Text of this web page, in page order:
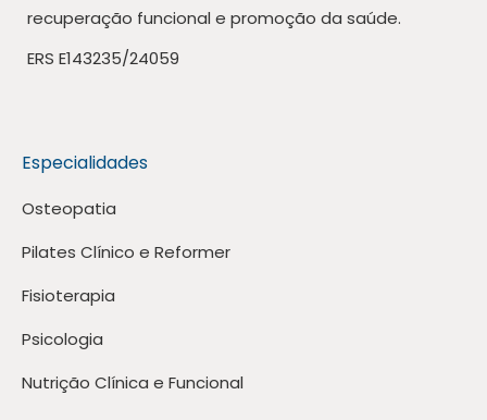
recuperação funcional e promoção da saúde.
ERS E143235/24059
Especialidades
Osteopatia
Pilates Clínico e Reformer
Fisioterapia
Psicologia
Nutrição Clínica e Funcional